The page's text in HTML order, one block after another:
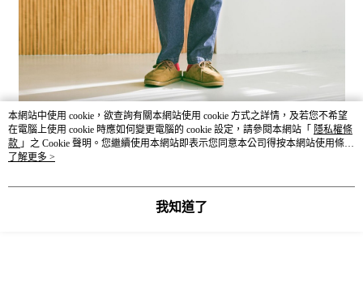
本網站中使用 cookie，欲查詢有關本網站使用 cookie 方式之詳情，及若您不希望
在電腦上使用 cookie 時應如何變更電腦的 cookie 設定，請參閱本網站「 隱私權條
款 」之 Cookie 聲明。您繼續使用本網站即表示您同意本公司得按本網站使用條款
之 Cookie 聲明使用 cookie。
了解更多 >
我知道了